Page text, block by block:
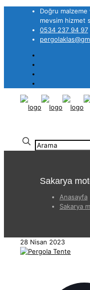
Doğru
mevsim hizmet
0534 237 94 97
Sakarya
Anasayfa
Sakarya
28 Nisan 2023